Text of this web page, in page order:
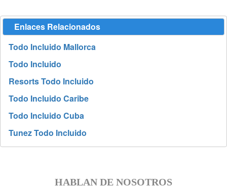
Enlaces Relacionados
Todo Incluido Mallorca
Todo Incluido
Resorts Todo Incluido
Todo Incluido Caribe
Todo Incluido Cuba
Tunez Todo Incluido
HABLAN DE NOSOTROS